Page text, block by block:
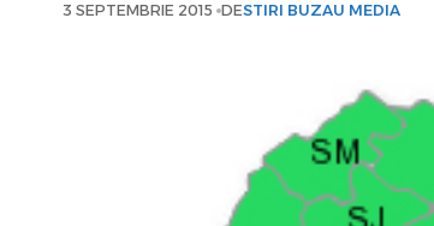
3 SEPTEMBRIE 2015 DESTIRI BUZAU MEDIA